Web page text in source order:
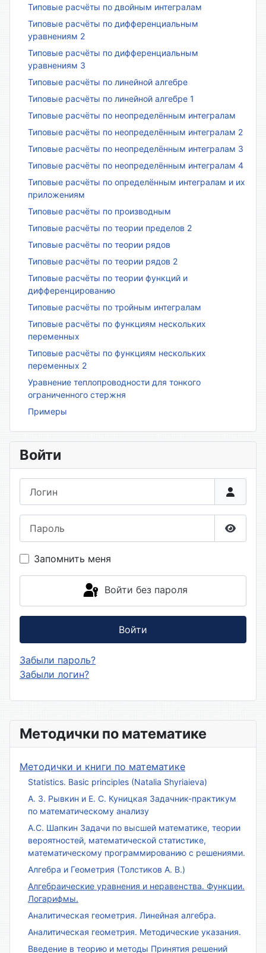
Методички по математике
Методички и книги по математике
Statistics. Basic principles (Natalia Shyriaieva)
А. З. Рывкин и Е. С. Куницкая Задачник-практикум
по математическому анализу
А.С. Шапкин Задачи по высшей математике, теории
вероятностей, математической статистике,
математическому программированию с решениями.
Алгебра и Геометрия (Толстиков А. В.)
Алгебраические уравнения и неравенства. Функции.
Логарифмы.
Аналитическая геометрия. Линейная алгебра.
Аналитическая геометрия. Методические указания.
Введение в теорию и методы Принятия решений
Типовые расчёты по двойным интегралам
Типовые расчёты по дифференциальным
уравнениям 2
Типовые расчёты по дифференциальным
уравнениям 3
Типовые расчёты по линейной алгебре
Типовые расчёты по линейной алгебре 1
Типовые расчёты по неопределённым интегралам
Типовые расчёты по неопределённым интегралам 2
Типовые расчёты по неопределённым интегралам 3
Типовые расчёты по неопределённым интегралам 4
Типовые расчёты по определённым интегралам и их
приложениям
Типовые расчёты по производным
Типовые расчёты по теории пределов 2
Типовые расчёты по теории рядов
Типовые расчёты по теории рядов 2
Типовые расчёты по теории функций и
дифференцированию
Типовые расчёты по тройным интегралам
Типовые расчёты по функциям нескольких
переменных
Типовые расчёты по функциям нескольких
переменных 2
Уравнение теплопроводности для тонкого
ограниченного стержня
Примеры
Войти
Запомнить меня
Войти без пароля
Войти
Забыли пароль?
Забыли логин?